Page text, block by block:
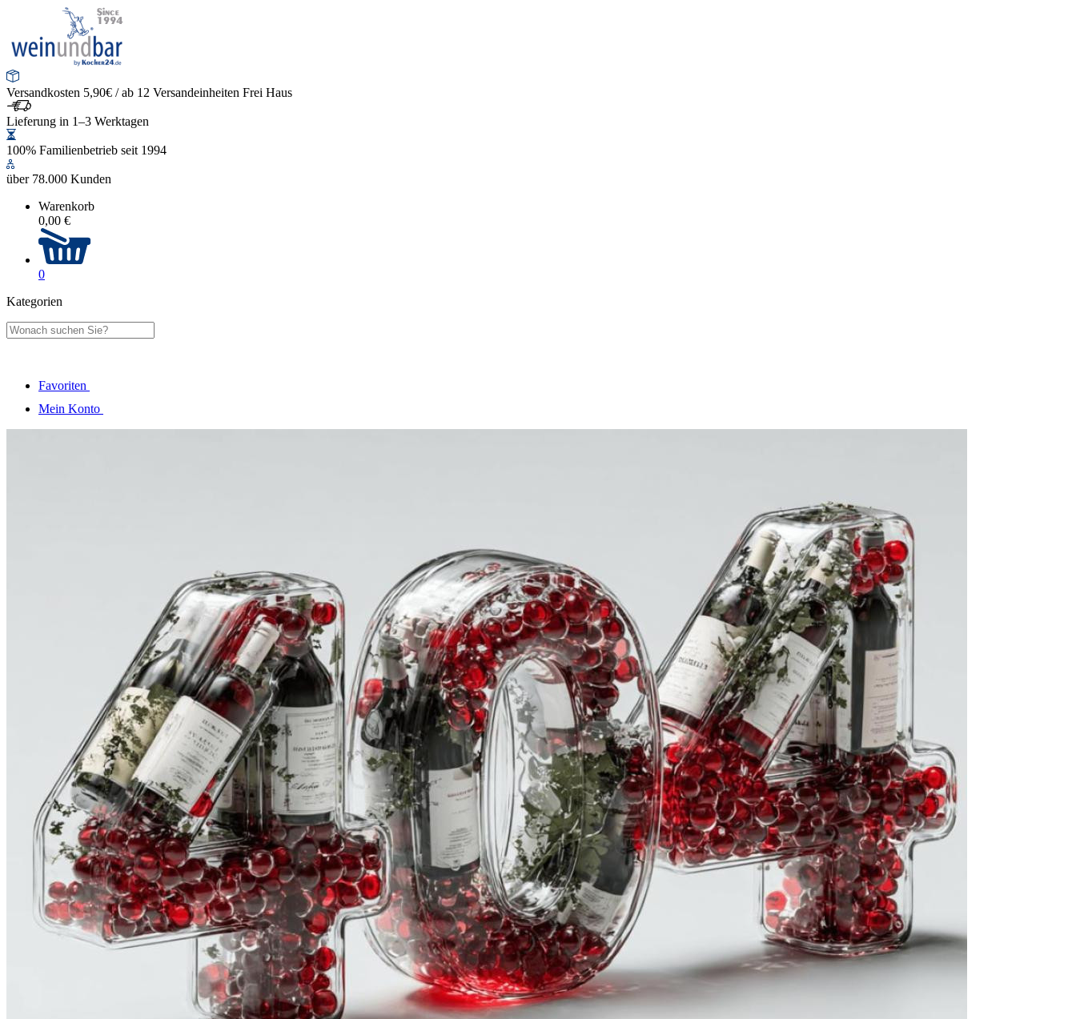
Versandkosten 5,90€ / ab 12 Versandeinheiten Frei Haus
Lieferung in 1–3 Werktagen
100% Familienbetrieb seit 1994
über 78.000 Kunden
Warenkorb
0,00 €
0
Kategorien
Favoriten
Mein Konto